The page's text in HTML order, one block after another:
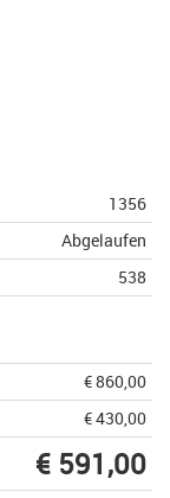
1356
Abgelaufen
538
€ 860,00
€ 430,00
€ 591,00